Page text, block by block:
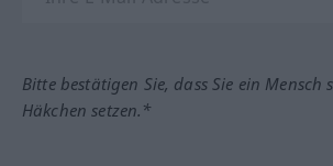
Bitte bestätigen Sie, dass Sie ein Mensch
Häkchen setzen.*